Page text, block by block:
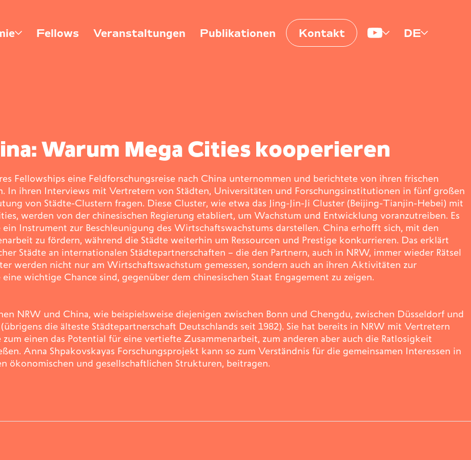
Fellows Veranstaltungen Publikationen Kontakt DE
Warum Mega Cities kooperieren
Fellowships eine Feldforschungsreise nach China unternommen und berichtete von ihren frischen
In ihren Interviews mit Vertretern von Städten, Universitäten und Forschungsinstitutionen in fünf großen
von Städte-Clustern fragen. Diese Cluster, wie etwa das Jing-Jin-Ji Cluster (Beijing-Tianjin-Hebei) mit
werden von der chinesischen Regierung etabliert, um Wachstum und Entwicklung voranzutreiben. Es
Instrument zur Beschleunigung des Wirtschaftswachstums darstellen. China erhofft sich, mit den
zu fördern, während die Städte weiterhin um Ressourcen und Prestige konkurrieren. Das erklärt
Städte an internationalen Städtepartnerschaften – die den Partnern, auch in NRW, immer wieder Rätsel
werden nicht nur am Wirtschaftswachstum gemessen, sondern auch an ihren Aktivitäten zur
wichtige Chance sind, gegenüber dem chinesischen Staat Engagement zu zeigen.
NRW und China, wie beispielsweise diejenigen zwischen Bonn und Chengdu, zwischen Düsseldorf und
die älteste Städtepartnerschaft Deutschlands seit 1982). Sie hat bereits in NRW mit Vertretern
einen das Potential für eine vertiefte Zusammenarbeit, zum anderen aber auch die Ratlosigkeit
Anna Shpakovskayas Forschungsprojekt kann so zum Verständnis für die gemeinsamen Interessen in
ökonomischen und gesellschaftlichen Strukturen, beitragen.